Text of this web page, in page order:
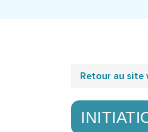
Retour au site